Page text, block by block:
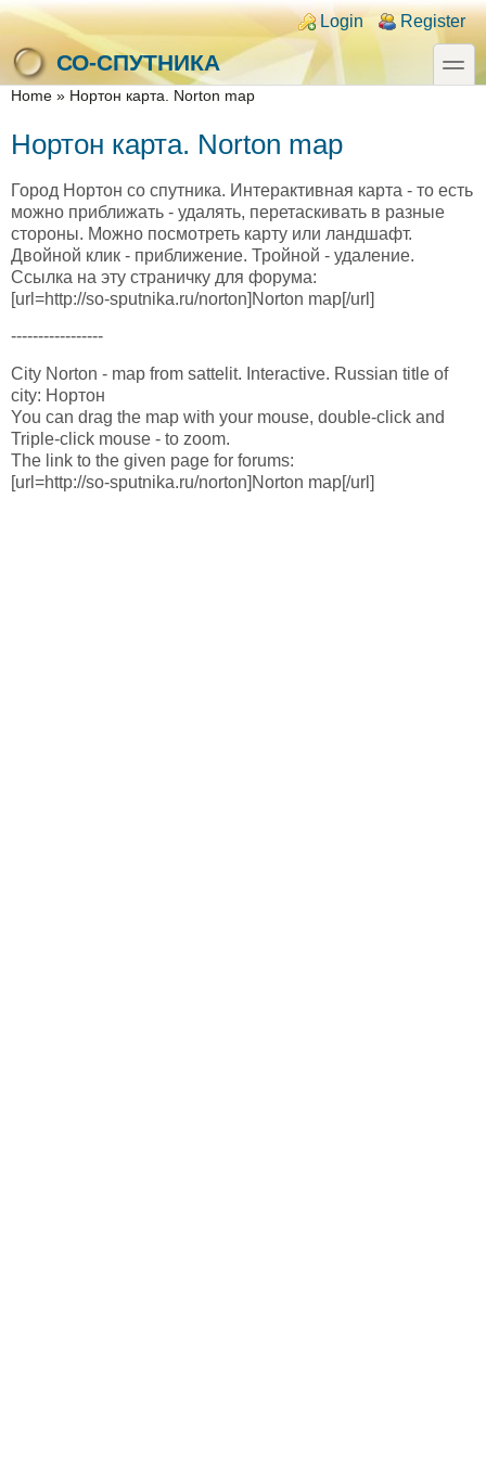
Skip to main content
Skip to search
Login links
Login Register
СО-СПУТНИКА
toggle
You are here
Home » Нортон карта. Norton map
Нортон карта. Norton map
Город Нортон со спутника. Интерактивная карта - то есть
можно приближать - удалять, перетаскивать в разные
стороны. Можно посмотреть карту или ландшафт.
Двойной клик - приближение. Тройной - удаление.
Ссылка на эту страничку для форума:
[url=http://so-sputnika.ru/norton]Norton map[/url]
-----------------
City Norton - map from sattelit. Interactive. Russian title of
city: Нортон
You can drag the map with your mouse, double-click and
Triple-click mouse - to zoom.
The link to the given page for forums:
[url=http://so-sputnika.ru/norton]Norton map[/url]